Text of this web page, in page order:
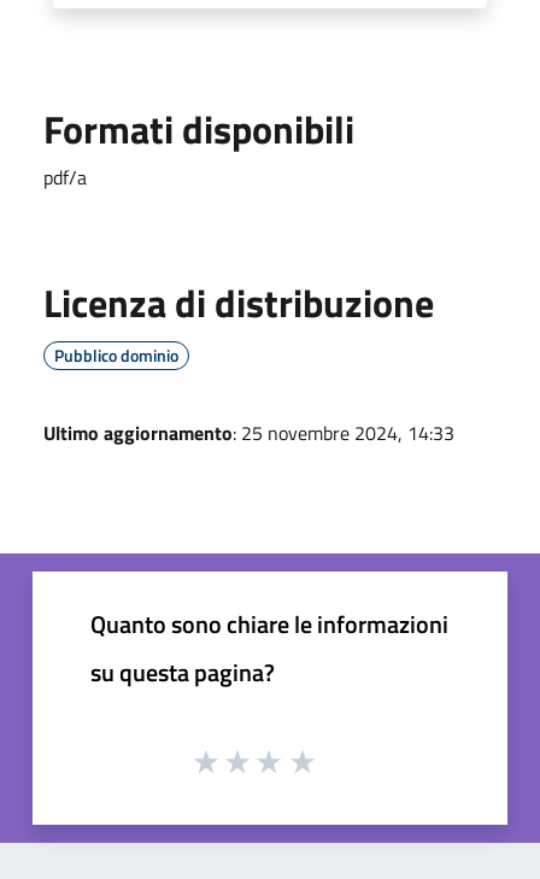
Formati disponibili
pdf/a
Licenza di distribuzione
Pubblico dominio
Ultimo aggiornamento: 25 novembre 2024, 14:33
Quanto sono chiare le informazioni
su questa pagina?